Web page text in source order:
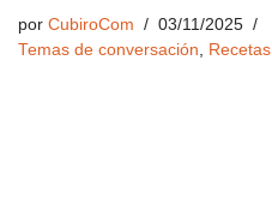
por CubiroCom
03/11/2025
Temas de conversación, Recetas